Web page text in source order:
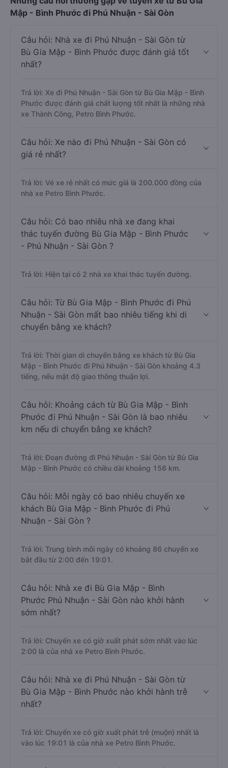
Mập - Bình Phước đi Phú Nhuận - Sài Gòn
Câu hỏi: Nhà xe đi Phú Nhuận - Sài Gòn từ
Bù Gia Mập - Bình Phước được đánh giá tốt
nhất?
Trả lời: Xe đi Phú Nhuận - Sài Gòn từ Bù Gia Mập - Bình
Phước được đánh giá chất lượng tốt nhất là những nhà
xe Thành Công, Petro Bình Phước.
Câu hỏi: Xe nào đi Phú Nhuận - Sài Gòn có
giá rẻ nhất?
Trả lời: Vé xe rẻ nhất có mức giá là 200.000 đồng của
nhà xe Petro Bình Phước.
Câu hỏi: Có bao nhiêu nhà xe đang khai
thác tuyến đường Bù Gia Mập - Bình Phước
- Phú Nhuận - Sài Gòn ?
Trả lời: Hiện tại có 2 nhà xe khai thác tuyến đường.
Câu hỏi: Từ Bù Gia Mập - Bình Phước đi Phú
Nhuận - Sài Gòn mất bao nhiêu tiếng khi di
chuyển bằng xe khách?
Trả lời: Thời gian di chuyển bằng xe khách từ Bù Gia
Mập - Bình Phước đi Phú Nhuận - Sài Gòn khoảng 4.3
tiếng, nếu mật độ giao thông thuận lợi.
Câu hỏi: Khoảng cách từ Bù Gia Mập - Bình
Phước đi Phú Nhuận - Sài Gòn là bao nhiêu
km nếu di chuyển bằng xe khách?
Trả lời: Đoạn đường đi Phú Nhuận - Sài Gòn từ Bù Gia
Mập - Bình Phước có chiều dài khoảng 156 km.
Câu hỏi: Mỗi ngày có bao nhiêu chuyến xe
khách Bù Gia Mập - Bình Phước đi Phú
Nhuận - Sài Gòn ?
Trả lời: Trung bình mỗi ngày có khoảng 86 chuyến xe
bắt đầu từ 2:00 đến 19:01.
Câu hỏi: Nhà xe đi Bù Gia Mập - Bình
Phước Phú Nhuận - Sài Gòn nào khởi hành
sớm nhất?
Trả lời: Chuyến xe có giờ xuất phát sớm nhất vào lúc
2:00 là của nhà xe Petro Bình Phước.
Câu hỏi: Nhà xe đi Phú Nhuận - Sài Gòn từ
Bù Gia Mập - Bình Phước nào khởi hành trễ
nhất?
Trả lời: Chuyến xe có giờ xuất phát trễ (muộn) nhất là
vào lúc 19:01 là của nhà xe Petro Bình Phước.